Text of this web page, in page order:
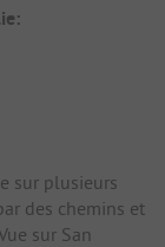
sur plusieurs
des chemins et
sur San